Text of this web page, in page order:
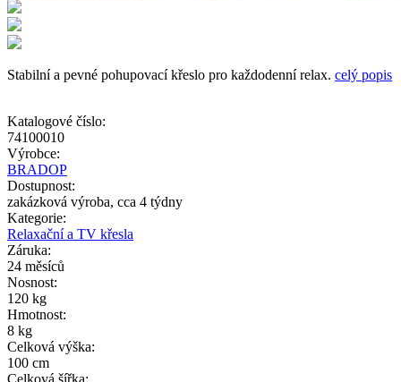
Stabilní a pevné pohupovací křeslo pro každodenní relax. celý popis
Katalogové číslo:
74100010
Výrobce:
BRADOP
Dostupnost:
zakázková výroba, cca 4 týdny
Kategorie:
Relaxační a TV křesla
Záruka:
24 měsíců
Nosnost:
120 kg
Hmotnost:
8 kg
Celková výška:
100 cm
Celková šířka: